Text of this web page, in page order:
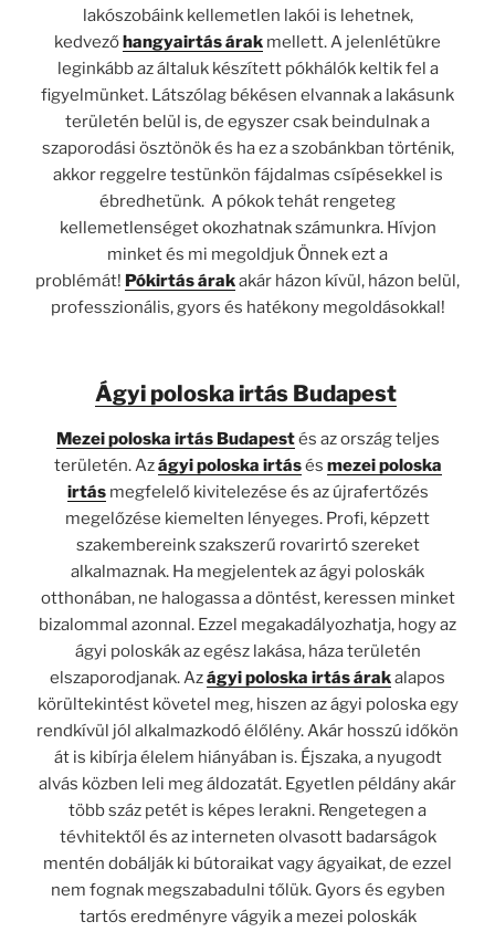
lakószobáink kellemetlen lakói is lehetnek,
kedvezőhangyairtás árak mellett. A jelenlétükre
leginkább az általuk készített pókhálók keltik fel a
figyelmünket. Látszólag békésen elvannak a lakásunk
területén belül is, de egyszer csak beindulnak a
szaporodási ösztönök és ha ez a szobánkban történik,
akkor reggelre testünkön fájdalmas csípésekkel is
ébredhetünk. A pókok tehát rengeteg
kellemetlenséget okozhatnak számunkra. Hívjon
minket és mi megoldjuk Önnek ezt a
problémát! Pókirtás árakakár házon kívül, házon belül,
professzionális, gyors és hatékony megoldásokkal!
Ágyi poloska irtás Budapest
Mezei poloska irtás Budapestés az ország teljes
területén. Azágyi poloska irtásés mezei poloska
irtás megfelelő kivitelezése és az újrafertőzés
megelőzése kiemelten lényeges. Profi, képzett
szakembereink szakszerű rovarirtó szereket
alkalmaznak. Ha megjelentek az ágyi poloskák
otthonában, ne halogassa a döntést, keressen minket
bizalommal azonnal. Ezzel megakadályozhatja, hogy az
ágyi poloskák az egész lakása, háza területén
elszaporodjanak. Azágyi poloska irtás árakalapos
körültekintést követel meg, hiszen az ágyi poloska egy
rendkívül jól alkalmazkodó élőlény. Akár hosszú időkön
át is kibírja élelem hiányában is. Éjszaka, a nyugodt
alvás közben leli meg áldozatát. Egyetlen példány akár
több száz petét is képes lerakni. Rengetegen a
tévhitektől és az interneten olvasott badarságok
mentén dobálják ki bútoraikat vagy ágyaikat, de ezzel
nem fognak megszabadulni tőlük. Gyors és egyben
tartós eredményre vágyik a mezei poloskák